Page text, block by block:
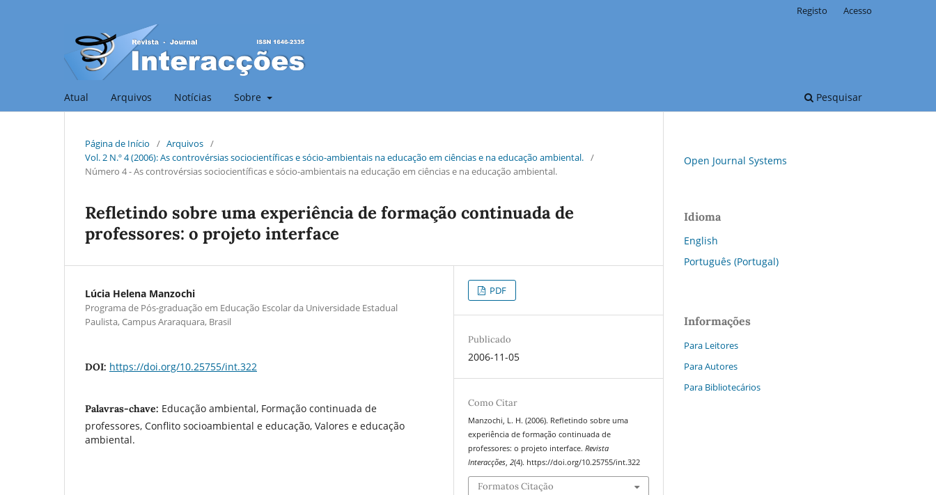
Atual Arquivos Notícias Sobre Pesquisar
Registo Acesso
Página de Início / Arquivos /
Vol. 2 N.º 4 (2006): As controvérsias sociocientíficas e sócio-ambientais na educação em ciências e na educação ambiental. /
Número 4 - As controvérsias sociocientíficas e sócio-ambientais na educação em ciências e na educação ambiental.
Refletindo sobre uma experiência de formação continuada de
professores: o projeto interface
Lúcia Helena Manzochi
Programa de Pós-graduação em Educação Escolar da Universidade Estadual
Paulista, Campus Araraquara, Brasil
DOI: https://doi.org/10.25755/int.322
Palavras-chave: Educação ambiental, Formação continuada de
professores, Conflito socioambiental e educação, Valores e educação
ambiental.
PDF
Publicado
2006-11-05
Como Citar
Manzochi, L. H. (2006). Refletindo sobre uma
experiência de formação continuada de
professores: o projeto interface.Revista
Interacções,2(4). https://doi.org/10.25755/int.322
Formatos Citação
Open Journal Systems
Idioma
English
Português (Portugal)
Informações
Para Leitores
Para Autores
Para Bibliotecários